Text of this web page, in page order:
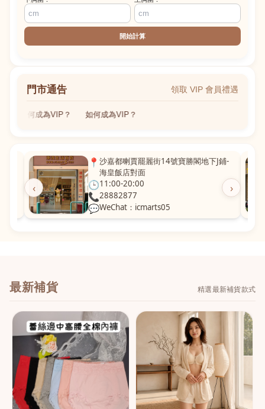
開始計算
門市通告 領取 VIP 會員禮遇
如何成為VIP？ 如何成為VIP？
‹ ›
📍 沙嘉都喇賈罷麗街14號寶勝閣地下J鋪-
海皇飯店對面
🕒11:00-20:00
📞28882877
💬WeChat：icmarts05
最新補貨 精選最新補貨款式